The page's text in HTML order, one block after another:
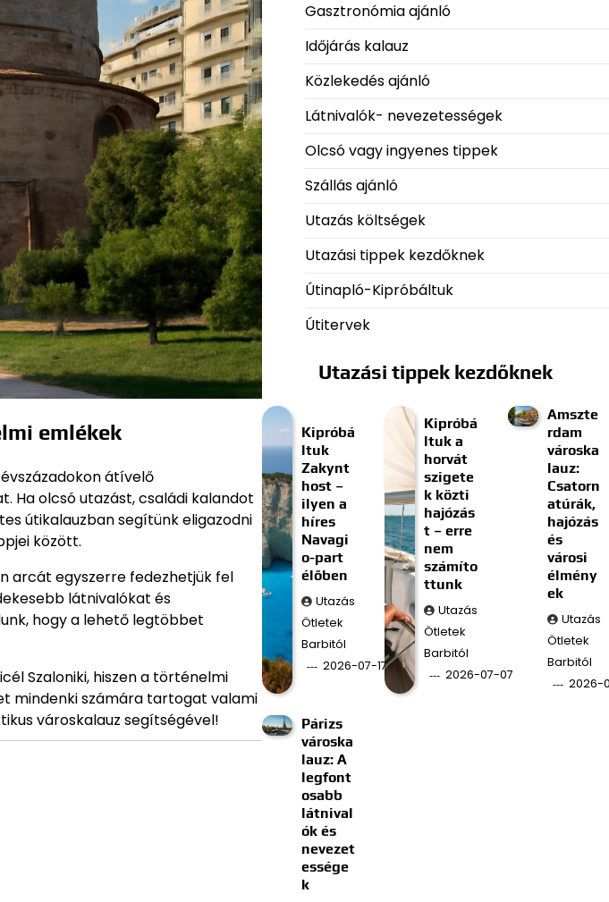
emlékek
átívelő
Ha olcsó utazást, családi kalandot
útikalauzban segítünk eligazodni
között.
arcát egyszerre fedezhetjük fel
látnivalókat és
hogy a lehető legtöbbet
Szaloniki, hiszen a történelmi
mindenki számára tartogat valami
városkalauz segítségével!
Gasztronómia ajánló
Időjárás kalauz
Közlekedés ajánló
Látnivalók- nevezetességek
Olcsó vagy ingyenes tippek
Szállás ajánló
Utazás költségek
Utazási tippek kezdőknek
Útinapló-Kipróbáltuk
Útitervek
Utazási tippek kezdőknek
Kipróbá
ltuk
Zakynt
host –
ilyen a
híres
Navagi
o-part
élőben
Utazás
Ötletek
Barbitól
2026-07-17
Kipróbá
ltuk a
horvát
szigete
k közti
hajózás
t – erre
nem
számíto
ttunk
Utazás
Ötletek
Barbitól
2026-07-07
Amszte
rdam
városka
lauz:
Csatorn
atúrák,
hajózás
és
városi
élmény
ek
Utazás
Ötletek
Barbitól
2026-
Párizs
városka
lauz: A
legfont
osabb
látnival
ók és
nevezet
essége
k